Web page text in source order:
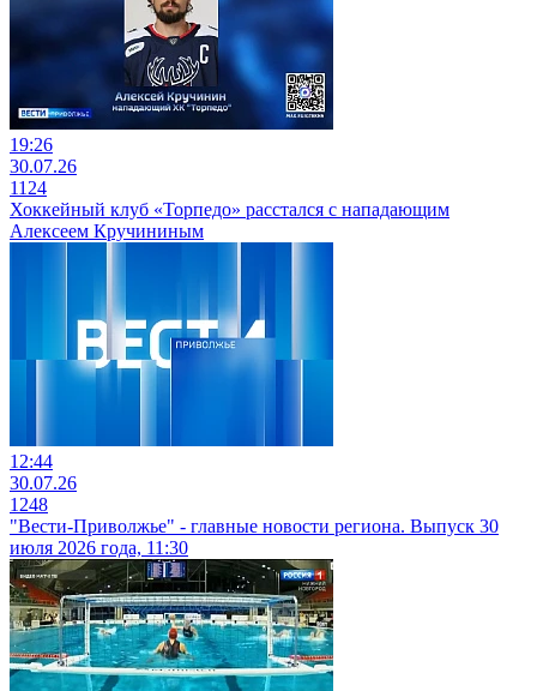
19:26
30.07.26
1124
Хоккейный клуб «Торпедо» расстался с нападающим
Алексеем Кручининым
12:44
30.07.26
1248
"Вести-Приволжье" - главные новости региона. Выпуск 30
июля 2026 года, 11:30